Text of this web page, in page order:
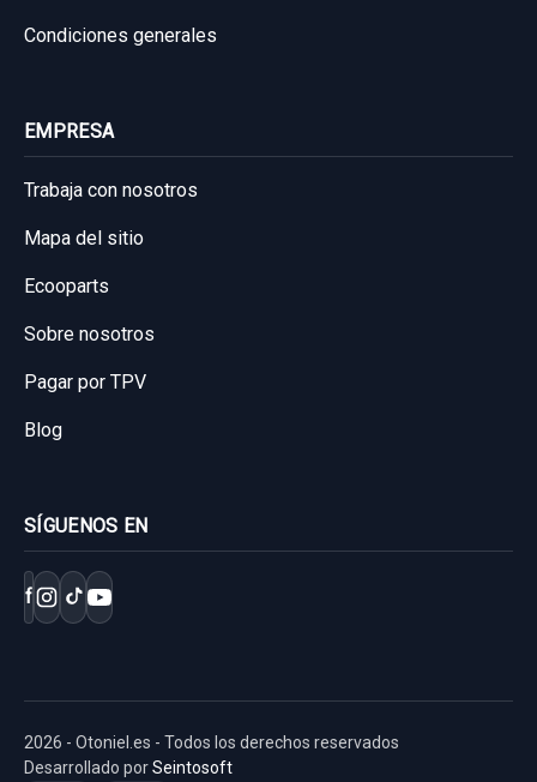
Condiciones generales
EMPRESA
Trabaja con nosotros
Mapa del sitio
Ecooparts
Sobre nosotros
Pagar por TPV
Blog
SÍGUENOS EN
f
2026 - Otoniel.es - Todos los derechos reservados
Desarrollado porSeintosoft